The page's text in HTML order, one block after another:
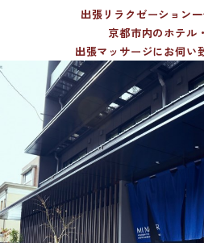
出張リラクゼーション
京都市内のホテル
出張マッサージにお伺い